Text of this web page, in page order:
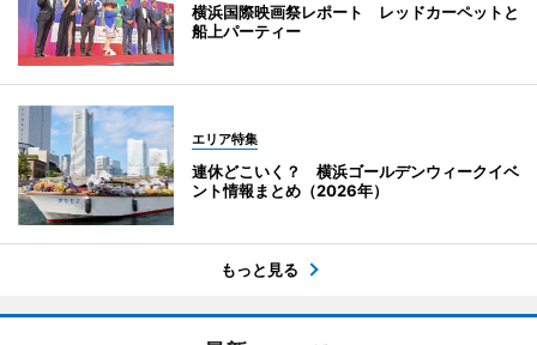
横浜国際映画祭レポート レッドカーペットと
船上パーティー
エリア特集
連休どこいく？ 横浜ゴールデンウィークイベ
ント情報まとめ（2026年）
もっと見る